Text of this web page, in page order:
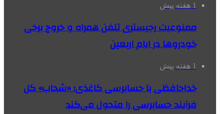
1 هفته پیش
ممنوعیت رجیستری تلفن همراه و خروج برخی
خودروها در ایام اربعین
1 هفته پیش
خداحافظی با حسابرسی کاغذی؛ «شحاب» کل
فرآیند حسابرسی را متحول می‌کند